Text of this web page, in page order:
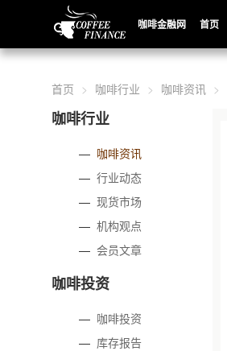
咖啡金融网 首页
首页 咖啡行业 咖啡资讯
咖啡行业
— 咖啡资讯
—行业动态
—现货市场
—机构观点
—会员文章
咖啡投资
— 咖啡投资
— 库存报告